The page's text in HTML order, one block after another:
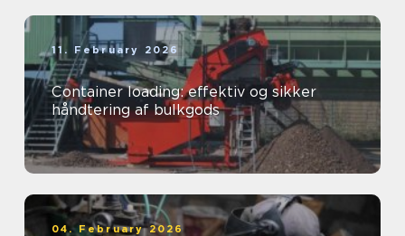
11. February 2026
Container loading: effektiv og sikker
håndtering af bulkgods
04. February 2026